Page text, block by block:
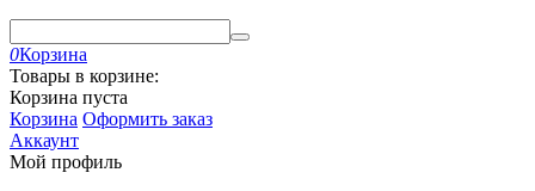
0Корзина
Товары в корзине:
Корзина пуста
Корзина Оформить заказ
Аккаунт
Мой профиль